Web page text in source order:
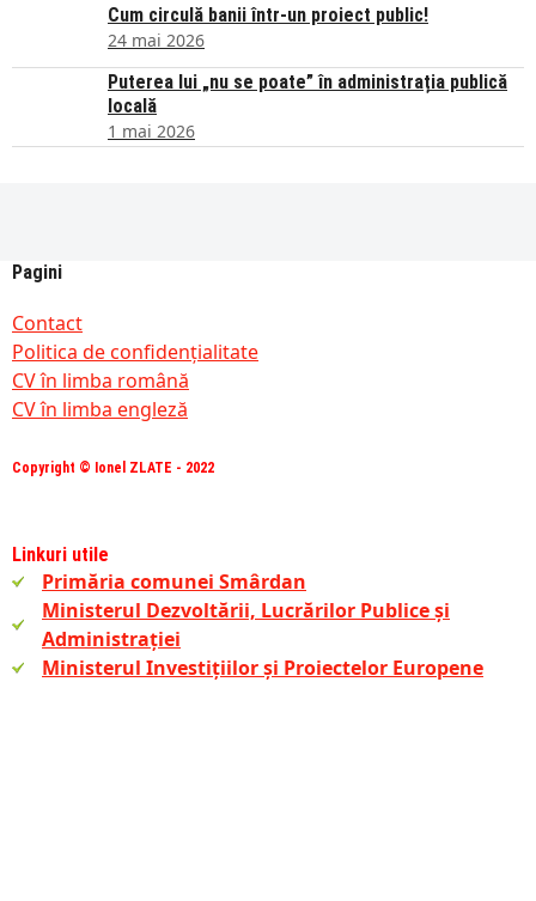
Cum circulă banii într-un proiect public!
24 mai 2026
Puterea lui „nu se poate” în administrația publică
locală
1 mai 2026
Pagini
Contact
Politica de confidențialitate
CV în limba română
CV în limba engleză
Copyright © Ionel ZLATE - 2022
Linkuri utile
Primăria comunei Smârdan
Ministerul Dezvoltării, Lucrărilor Publice și
Administrației
Ministerul Investițiilor și Proiectelor Europene